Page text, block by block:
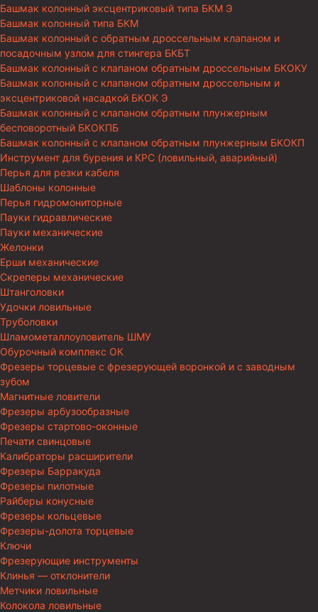
Башмак колонный эксцентриковый типа БКМ Э
Башмак колонный типа БКМ
Башмак колонный с обратным дроссельным клапаном и
посадочным узлом для стингера БКБТ
Башмак колонный с клапаном обратным дроссельным БКОКУ
Башмак колонный с клапаном обратным дроссельным и
эксцентриковой насадкой БКОК Э
Башмак колонный с клапаном обратным плунжерным
бесповоротный БКОКПБ
Башмак колонный с клапаном обратным плунжерным БКОКП
Инструмент для бурения и КРС (ловильный, аварийный)
Перья для резки кабеля
Шаблоны колонные
Перья гидромониторные
Пауки гидравлические
Пауки механические
Желонки
Ерши механические
Скреперы механические
Штанголовки
Удочки ловильные
Труболовки
Шламометаллоуловитель ШМУ
Обурочный комплекс ОК
Фрезеры торцевые с фрезерующей воронкой и с заводным
зубом
Магнитные ловители
Фрезеры арбузообразные
Фрезеры стартово-оконные
Печати свинцовые
Калибраторы расширители
Фрезеры Барракуда
Фрезеры пилотные
Райберы конусные
Фрезеры кольцевые
Фрезеры-долота торцевые
Ключи
Фрезерующие инструменты
Клинья — отклонители
Метчики ловильные
Колокола ловильные